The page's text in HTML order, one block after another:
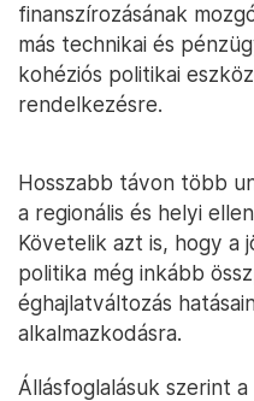
finanszírozásának
más technikai és
kohéziós politikai
rendelkezésre.
Hosszabb távon több
a regionális és helyi
Követelik azt is, hogy a
politika még inkább
éghajlatváltozás
alkalmazkodásra.
Állásfoglalásuk szerint